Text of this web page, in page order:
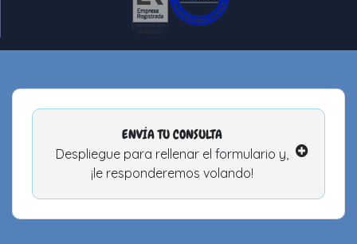
ENVÍA TU CONSULTA
Despliegue para rellenar el formulario y,
¡le responderemos volando!